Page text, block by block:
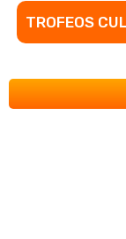
TROFEOS